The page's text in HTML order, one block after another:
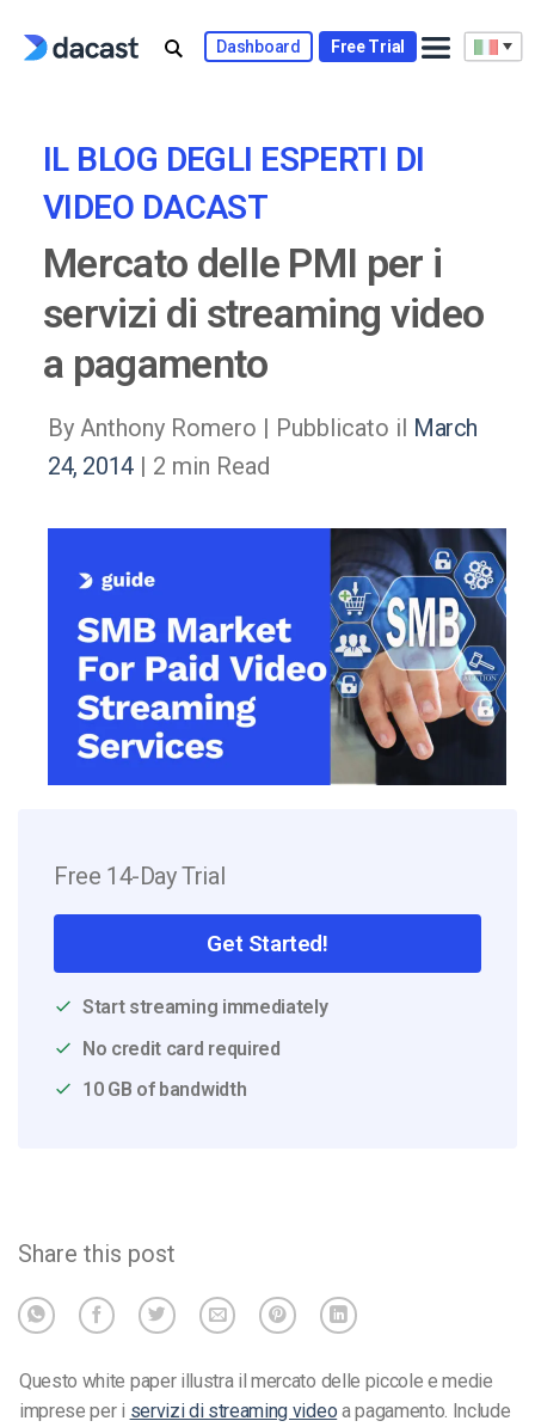
Dashboard Free Trial
IL BLOG DEGLI ESPERTI DI
VIDEO DACAST
Mercato delle PMI per i
servizi di streaming video
a pagamento
By Anthony Romero | Pubblicato il March
24, 2014| 2 min Read
Free 14-Day Trial
Get Started!
Start streaming immediately
No credit card required
10 GB of bandwidth
Share this post
Questo white paper illustra il mercato delle piccole e medie
imprese per i servizi di streaming video a pagamento. Include